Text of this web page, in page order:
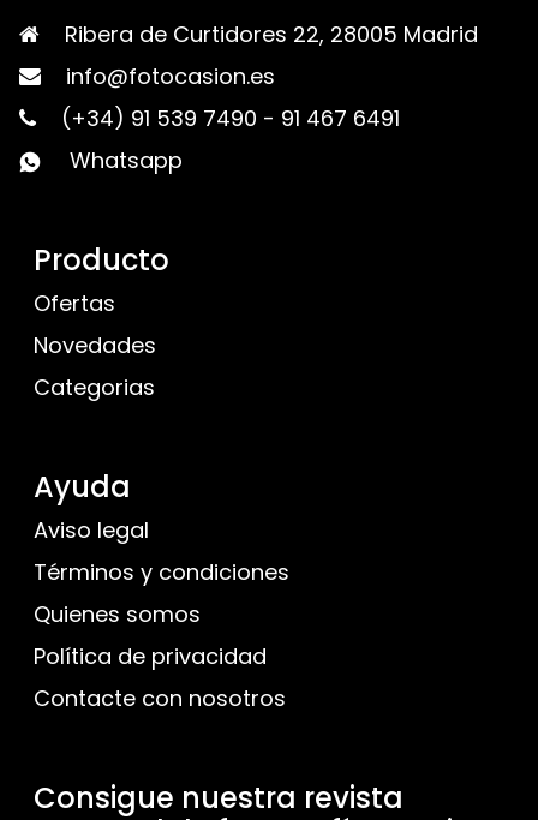
Ribera de Curtidores 22, 28005 Madrid
info@fotocasion.es
(+34) 91 539 7490 - 91 467 6491
Whatsapp
Producto
Ofertas
Novedades
Categorias
Ayuda
Aviso legal
Términos y condiciones
Quienes somos
Política de privacidad
Contacte con nosotros
Consigue nuestra revista